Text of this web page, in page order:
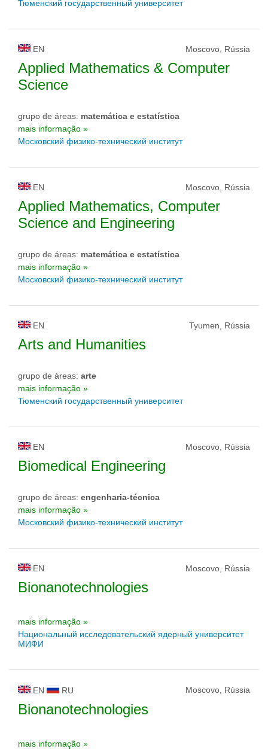
Тюменский государственный университет
EN Moscovo, Rússia
Applied Mathematics & Computer
Science
grupo de áreas: matemática e estatística
mais informação »
Московский физико-технический институт
EN Moscovo, Rússia
Applied Mathematics, Computer
Science and Engineering
grupo de áreas: matemática e estatística
mais informação »
Московский физико-технический институт
EN Tyumen, Rússia
Arts and Humanities
grupo de áreas: arte
mais informação »
Тюменский государственный университет
EN Moscovo, Rússia
Biomedical Engineering
grupo de áreas: engenharia-técnica
mais informação »
Московский физико-технический институт
EN Moscovo, Rússia
Bionanotechnologies
mais informação »
Национальный исследовательский ядерный университет
МИФИ
EN RU Moscovo, Rússia
Bionanotechnologies
mais informação »